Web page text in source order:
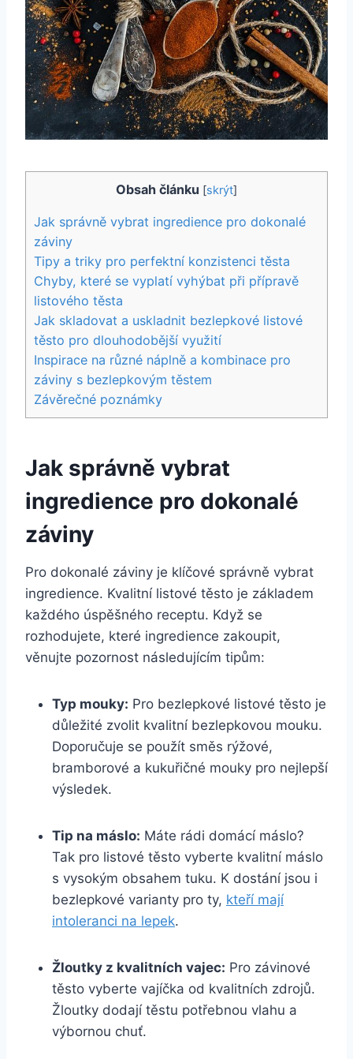
Obsah článku [skrýt]
Jak správně vybrat ingredience pro dokonalé
záviny
Tipy a triky pro perfektní konzistenci těsta
Chyby, které se vyplatí vyhýbat při přípravě
listového těsta
Jak skladovat a uskladnit bezlepkové listové
těsto pro dlouhodobější využití
Inspirace na různé náplně a kombinace pro
záviny s bezlepkovým těstem
Závěrečné poznámky
Jak správně vybrat
ingredience pro dokonalé
záviny
Pro dokonalé záviny je klíčové správně vybrat
ingredience. Kvalitní listové těsto je základem
každého úspěšného receptu. Když se
rozhodujete, které ingredience zakoupit,
věnujte pozornost následujícím tipům:
Typ mouky: Pro bezlepkové listové těsto je
důležité zvolit kvalitní bezlepkovou mouku.
Doporučuje se použít směs rýžové,
bramborové a kukuřičné mouky pro nejlepší
výsledek.
Tip na máslo: Máte rádi domácí máslo?
Tak pro listové těsto vyberte kvalitní máslo
s vysokým obsahem tuku. K dostání jsou i
bezlepkové varianty pro ty, kteří mají
intoleranci na lepek.
Žloutky z kvalitních vajec: Pro závinové
těsto vyberte vajíčka od kvalitních zdrojů.
Žloutky dodají těstu potřebnou vlahu a
výbornou chuť.